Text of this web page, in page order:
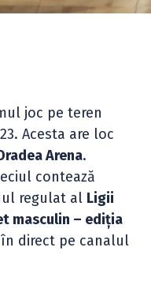
joc pe teren
Acesta are loc
Arena.
contează
regulat al Ligii
masculin – ediția
direct pe canalul